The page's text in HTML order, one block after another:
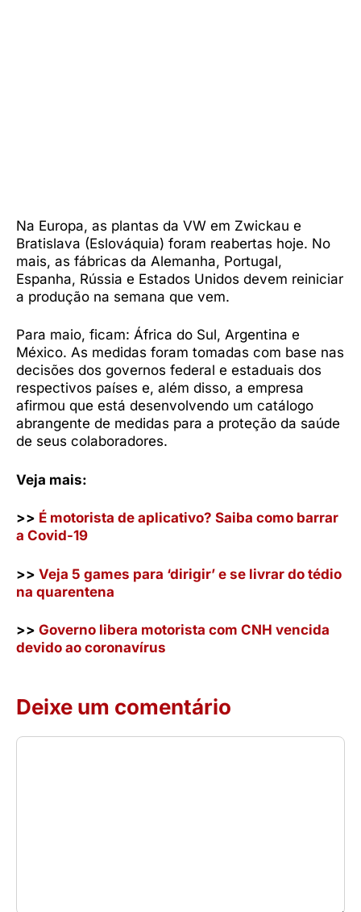
Na Europa, as plantas da VW em Zwickau e
Bratislava (Eslováquia) foram reabertas hoje. No
mais, as fábricas da Alemanha, Portugal,
Espanha, Rússia e Estados Unidos devem reiniciar
a produção na semana que vem.
Para maio, ficam: África do Sul, Argentina e
México. As medidas foram tomadas com base nas
decisões dos governos federal e estaduais dos
respectivos países e, além disso, a empresa
afirmou que está desenvolvendo um catálogo
abrangente de medidas para a proteção da saúde
de seus colaboradores.
Veja mais:
>> É motorista de aplicativo? Saiba como barrar
a Covid-19
>> Veja 5 games para ‘dirigir’ e se livrar do tédio
na quarentena
>> Governo libera motorista com CNH vencida
devido ao coronavírus
Deixe um comentário
Comentário